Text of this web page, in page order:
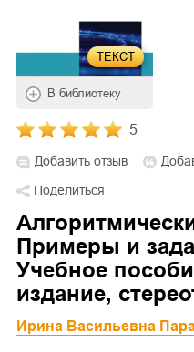
ТЕКСТ
В библиотеку
5
Добавить отзыв
Поделиться
Примеры и
Учебное
издание,
Ирина Васильевна